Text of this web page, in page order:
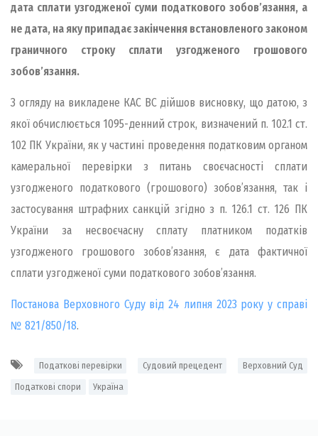
дата сплати узгодженої суми податкового зобов’язання, а
не дата, на яку припадає закінчення встановленого законом
граничного строку сплати узгодженого грошового
зобов’язання.
З огляду на викладене КАС ВС дійшов висновку, що датою, з
якої обчислюється 1095-денний строк, визначений п. 102.1 ст.
102 ПК України, як у частині проведення податковим органом
камеральної перевірки з питань своєчасності сплати
узгодженого податкового (грошового) зобов’язання, так і
застосування штрафних санкцій згідно з п. 126.1 ст. 126 ПК
України за несвоєчасну сплату платником податків
узгодженого грошового зобов’язання, є дата фактичної
сплати узгодженої суми податкового зобов’язання.
Постанова Верховного Суду від 24 липня 2023 року у справі
№ 821/850/18.
Податкові перевірки Судовий прецедент
Верховний Суд
Податкові спори
Україна